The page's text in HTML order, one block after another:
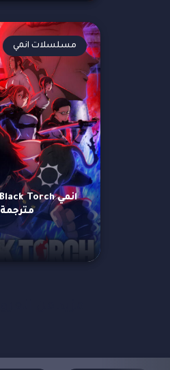
مترجمة
مسلسلات انمي